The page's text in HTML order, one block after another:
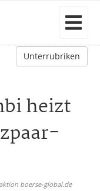
Unterrubriken
heizt
boerse-global.de